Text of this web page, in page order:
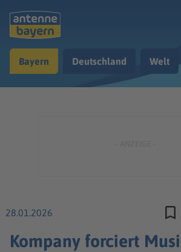
Musik & Radio
Bayern Deutschland Welt
28.01.2026
Kompany forciert